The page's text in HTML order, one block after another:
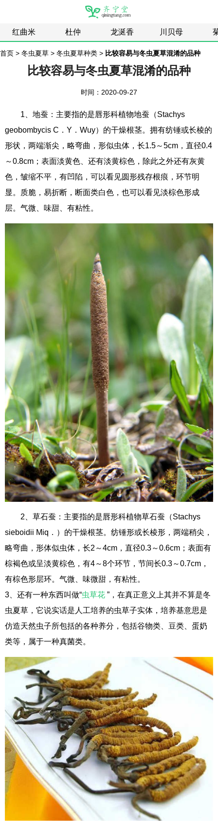
红曲米 杜仲 龙涎香 川贝母
首页 > 冬虫夏草 > 冬虫夏草种类 > 比较容易与冬虫夏草混淆的品种
比较容易与冬虫夏草混淆的品种
时间：2020-09-27
1、地蚕：主要指的是唇形科植物地蚕（Stachys
geobombycis C．Y．Wuy）的干燥根茎。拥有纺锤或长棱的
形状，两端渐尖，略弯曲，形似虫体，长1.5～5cm，直径0.4
～0.8cm；表面淡黄色、还有淡黄棕色，除此之外还有灰黄
色，皱缩不平，有凹陷，可以看见圆形残存根痕，环节明
显。质脆，易折断，断面类白色，也可以看见淡棕色形成
层。气微、味甜、有粘性。
2、草石蚕：主要指的是唇形科植物草石蚕（Stachys
sieboidii Miq．）的干燥根茎。纺锤形或长棱形，两端稍尖，
略弯曲，形体似虫体，长2～4cm，直径0.3～0.6cm；表面有
棕褐色或呈淡黄棕色，有4～8个环节，节间长0.3～0.7cm，
有棕色形层环。气微、味微甜，有粘性。
3、还有一种东西叫做“虫草花 ”，在真正意义上其并不算是冬
虫夏草，它说实话是人工培养的虫草子实体，培养基意思是
仿造天然虫子所包括的各种养分，包括谷物类、豆类、蛋奶
类等，属于一种真菌类。